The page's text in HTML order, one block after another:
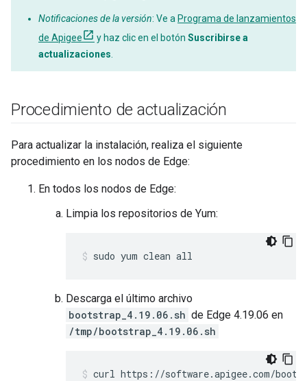
Notificaciones de la versión: Ve a Programa de lanzamientos
de Apigee
y haz clic en el botón Suscribirse a
actualizaciones
Procedimiento de actualización
Para actualizar la instalación, realiza el siguiente
procedimiento en los nodos de Edge:
En todos los nodos de Edge:
Limpia los repositorios de Yum:
sudo yum clean all
Descarga el último archivo
bootstrap_4.19.06.sh de Edge 4.19.06 en
/tmp/bootstrap_4.19.06.sh
curl https://software.apigee.com/